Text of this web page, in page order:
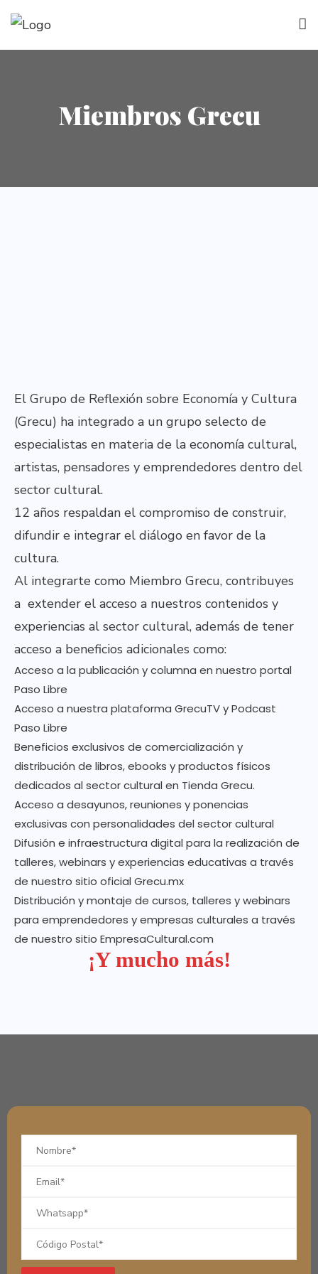
Miembros Grecu
El Grupo de Reflexión sobre Economía y Cultura
(Grecu) ha integrado a un grupo selecto de
especialistas en materia de la economía cultural,
artistas, pensadores y emprendedores dentro del
sector cultural.
12 años respaldan el compromiso de construir,
difundir e integrar el diálogo en favor de la
cultura.
Al integrarte como Miembro Grecu, contribuyes
a extender el acceso a nuestros contenidos y
experiencias al sector cultural, además de tener
acceso a beneficios adicionales como:
Acceso a la publicación y columna en nuestro portal
Paso Libre
Acceso a nuestra plataforma GrecuTV y Podcast
Paso Libre
Beneficios exclusivos de comercialización y
distribución de libros, ebooks y productos físicos
dedicados al sector cultural en Tienda Grecu.
Acceso a desayunos, reuniones y ponencias
exclusivas con personalidades del sector cultural
Difusión e infraestructura digital para la realización de
talleres, webinars y experiencias educativas a través
de nuestro sitio oficial Grecu.mx
Distribución y montaje de cursos, talleres y webinars
para emprendedores y empresas culturales a través
de nuestro sitio EmpresaCultural.com
¡Y mucho más!